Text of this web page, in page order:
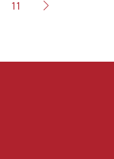
11